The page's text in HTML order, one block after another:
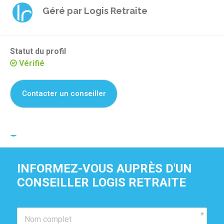
Géré par Logis Retraite
Statut du profil
Vérifié
Contacter un conseiller
INFORMEZ-VOUS AUPRÈS D'UN
CONSEILLER LOGIS RETRAITE